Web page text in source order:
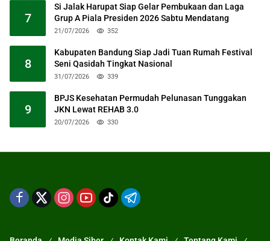
7
Si Jalak Harupat Siap Gelar Pembukaan dan Laga
Grup A Piala Presiden 2026 Sabtu Mendatang
21/07/2026 352
8
Kabupaten Bandung Siap Jadi Tuan Rumah Festival
Seni Qasidah Tingkat Nasional
31/07/2026 339
9
BPJS Kesehatan Permudah Pelunasan Tunggakan
JKN Lewat REHAB 3.0
20/07/2026 330